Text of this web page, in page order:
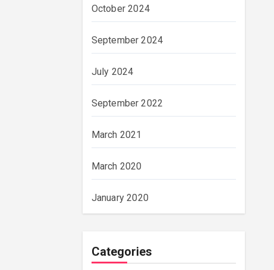
October 2024
September 2024
July 2024
September 2022
March 2021
March 2020
January 2020
Categories